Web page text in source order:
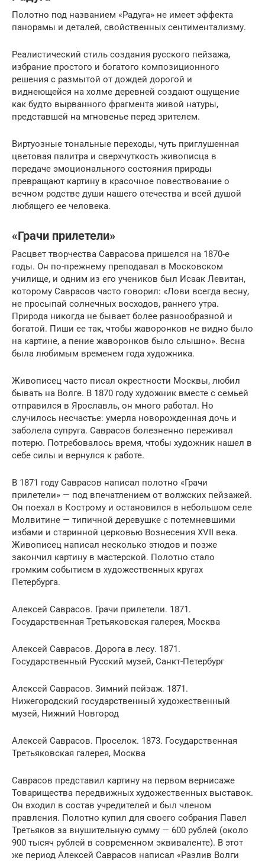
Полотно под названием «Радуга» не имеет эффекта
панорамы и деталей, свойственных сентиментализму.
Реалистический стиль создания русского пейзажа,
избрание простого и богатого композиционного
решения с размытой от дождей дорогой и
виднеющейся на холме деревней создают ощущение
как будто вырванного фрагмента живой натуры,
представшей на мгновенье перед зрителем.
Виртуозные тональные переходы, чуть приглушенная
цветовая палитра и сверхчуткость живописца в
передаче эмоционального состояния природы
превращают картину в красочное повествование о
вечном родстве души нашего отечества и всей душой
любящего ее человека.
«Грачи прилетели»
Расцвет творчества Саврасова пришелся на 1870-е
годы. Он по-прежнему преподавал в Московском
училище, и одним из его учеников был Исаак Левитан,
которому Саврасов часто говорил: «Лови всегда весну,
не просыпай солнечных восходов, раннего утра.
Природа никогда не бывает более разнообразной и
богатой. Пиши ее так, чтобы жаворонков не видно было
на картине, а пение жаворонков было слышно». Весна
была любимым временем года художника.
Живописец часто писал окрестности Москвы, любил
бывать на Волге. В 1870 году художник вместе с семьей
отправился в Ярославль, он много работал. Но
случилось несчастье: умерла новорожденная дочь и
заболела супруга. Саврасов болезненно переживал
потерю. Потребовалось время, чтобы художник нашел в
себе силы и вернулся к работе.
В 1871 году Саврасов написал полотно «Грачи
прилетели» — под впечатлением от волжских пейзажей.
Он поехал в Кострому и остановился в небольшом селе
Молвитине — типичной деревушке с потемневшими
избами и старинной церковью Вознесения XVII века.
Живописец написал несколько этюдов и позже
закончил картину в мастерской. Полотно стало
громким событием в художественных кругах
Петербурга.
Алексей Саврасов. Грачи прилетели. 1871.
Государственная Третьяковская галерея, Москва
Алексей Саврасов. Дорога в лесу. 1871.
Государственный Русский музей, Санкт-Петербург
Алексей Саврасов. Зимний пейзаж. 1871.
Нижегородский государственный художественный
музей, Нижний Новгород
Алексей Саврасов. Проселок. 1873. Государственная
Третьяковская галерея, Москва
Саврасов представил картину на первом вернисаже
Товарищества передвижных художественных выставок.
Он входил в состав учредителей и был членом
правления. Полотно купил для своего собрания Павел
Третьяков за внушительную сумму — 600 рублей (около
900 тысяч рублей в современном эквиваленте). В этот
же период Алексей Саврасов написал «Разлив Волги